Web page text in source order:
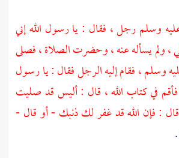
وسلم رجل ، فقال : يا رسول الله إني
، ولم يسأله عنه ، وحضرت الصلاة ، فصلى
وسلم ، فقام إليه الرجل فقال : يا رسول
في كتاب الله ، قال : أليس قد صليت
: فإن الله قد غفر لك ذنبك - أو قال -